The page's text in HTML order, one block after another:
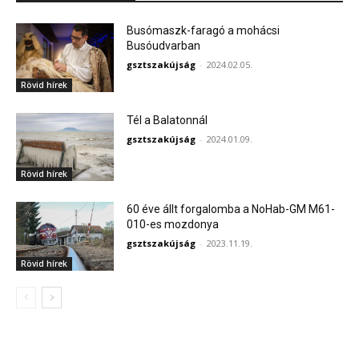
Rövid hírek
Busómaszk-faragó a mohácsi
Busóudvarban
gsztszakújság - 2024.02.05.
Rövid hírek
Tél a Balatonnál
gsztszakújság - 2024.01.09.
Rövid hírek
60 éve állt forgalomba a NoHab-GM M61-
010-es mozdonya
gsztszakújság - 2023.11.19.